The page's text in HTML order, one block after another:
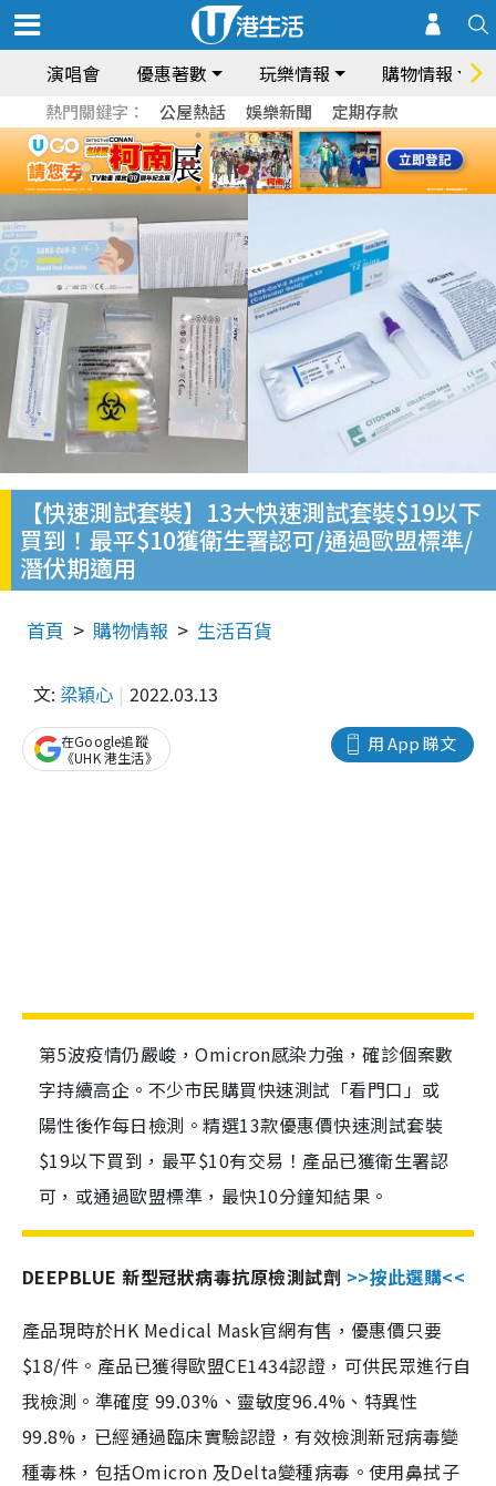
演唱會 優惠著數 玩樂情報 購物情報
熱門關鍵字： 公屋熱話 娛樂新聞 定期存款
【快速測試套裝】13大快速測試套裝$19以下
買到！最平$10獲衛生署認可/通過歐盟標準/
潛伏期適用
首頁 購物情報 生活百貨
文: 梁穎心 2022.03.13
用 App 睇文
在Google追蹤
《UHK 港生活》
第5波疫情仍嚴峻，Omicron感染力強，確診個案數
字持續高企。不少市民購買快速測試「看門口」或
陽性後作每日檢測。精選13款優惠價快速測試套裝
$19以下買到，最平$10有交易！產品已獲衛生署認
可，或通過歐盟標準，最快10分鐘知結果。
DEEPBLUE 新型冠狀病毒抗原檢測試劑 >>按此選購<<
產品現時於HK Medical Mask官網有售，優惠價只要
$18/件。產品已獲得歐盟CE1434認證，可供民眾進行自
我檢測。準確度 99.03%、靈敏度96.4%、特異性
99.8%，已經通過臨床實驗認證，有效檢測新冠病毒變
種毒株，包括Omicron 及Delta變種病毒。使用鼻拭子